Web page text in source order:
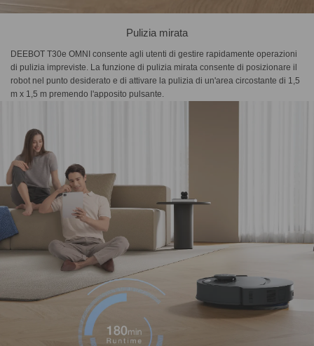
Pulizia mirata
DEEBOT T30e OMNI consente agli utenti di gestire rapidamente operazioni
di pulizia impreviste. La funzione di pulizia mirata consente di posizionare il
robot nel punto desiderato e di attivare la pulizia di un'area circostante di 1,5
m x 1,5 m premendo l'apposito pulsante.